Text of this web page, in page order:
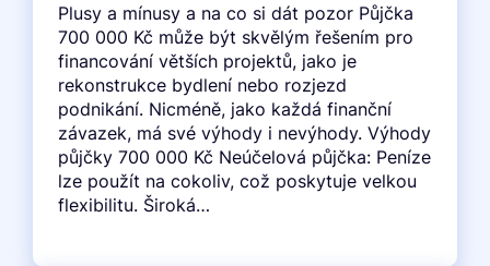
Plusy a mínusy a na co si dát pozor Půjčka
700 000 Kč může být skvělým řešením pro
financování větších projektů, jako je
rekonstrukce bydlení nebo rozjezd
podnikání. Nicméně, jako každá finanční
závazek, má své výhody i nevýhody. Výhody
půjčky 700 000 Kč Neúčelová půjčka: Peníze
lze použít na cokoliv, což poskytuje velkou
flexibilitu. Široká…